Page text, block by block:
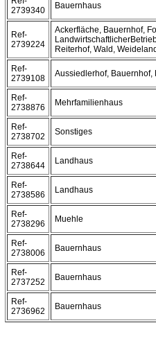
2739340
Bauernhaus
Ref-
2739224
Ackerfläche, Bauernhof,
Reiterhof, Wald,
Ref-
2739108
Aussiedlerhof, Bauernhof,
Ref-
2738876
Mehrfamilienhaus
Ref-
2738702
Sonstiges
Ref-
2738644
Landhaus
Ref-
2738586
Landhaus
Ref-
2738296
Muehle
Ref-
2738006
Bauernhaus
Ref-
2737252
Bauernhaus
Ref-
2736962
Bauernhaus